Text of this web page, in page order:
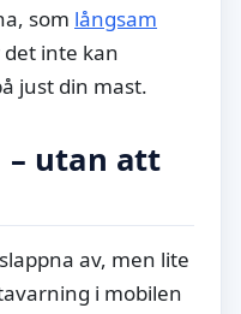
som långsam
inte kan
just din mast.
– utan att
av, men lite
i mobilen